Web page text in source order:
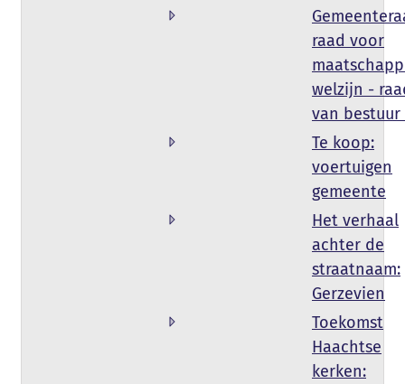
raad voor
welzijn -
van bestuur
Te koop:
voertuigen
gemeente
Het verhaal
achter de
straatnaam:
Gerzevien
Toekomst
Haachtse
kerken: